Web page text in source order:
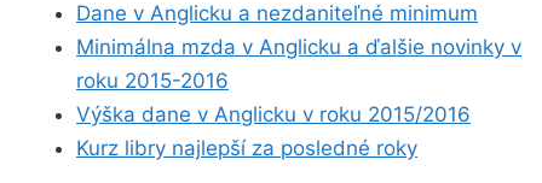
Dane v Anglicku a nezdaniteľné minimum
Minimálna mzda v Anglicku a ďalšie novinky v
roku 2015-2016
Výška dane v Anglicku v roku 2015/2016
Kurz libry najlepší za posledné roky